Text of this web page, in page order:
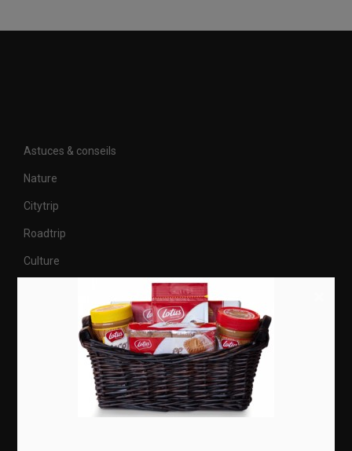
Astuces & conseils
Nature
Citytrip
Roadtrip
Culture
Articles récents